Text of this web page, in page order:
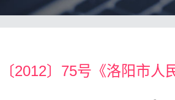
2012〕75号《洛阳市人